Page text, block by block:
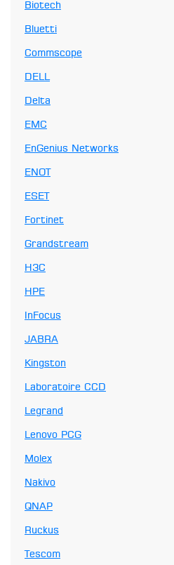
Biotech
Bluetti
Commscope
DELL
Delta
EMC
EnGenius Networks
ENOT
ESET
Fortinet
Grandstream
H3C
HPE
InFocus
JABRA
Kingston
Laboratoire CCD
Legrand
Lenovo PCG
Molex
Nakivo
QNAP
Ruckus
Tescom